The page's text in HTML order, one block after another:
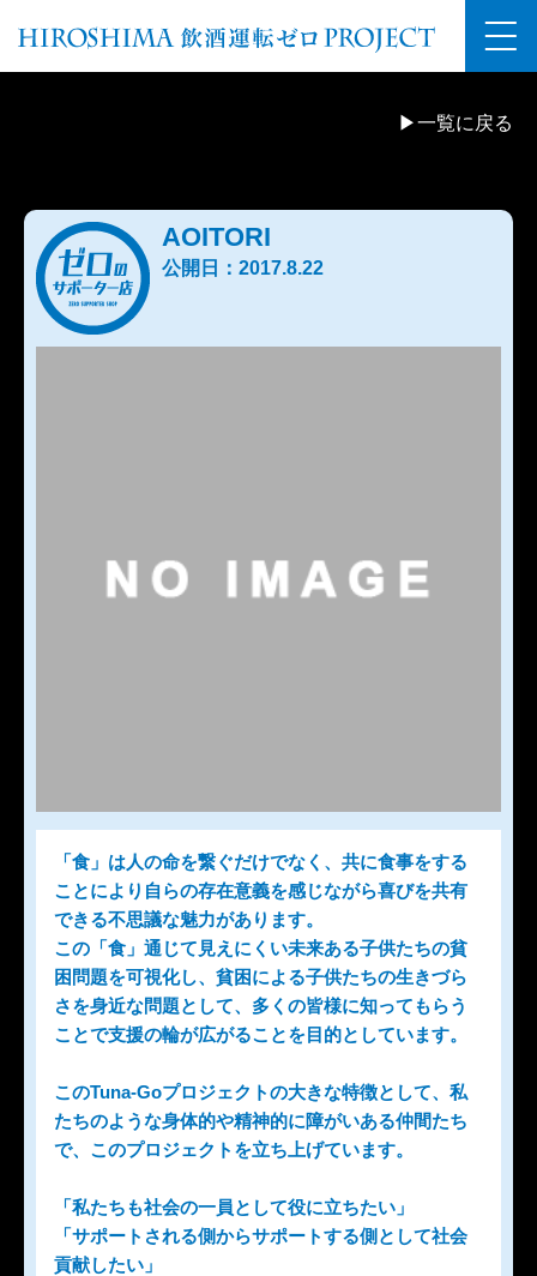
▶一覧に戻る
AOITORI
公開日：2017.8.22
「食」は人の命を繋ぐだけでなく、共に食事をする
ことにより自らの存在意義を感じながら喜びを共有
できる不思議な魅力があります。
この「食」通じて見えにくい未来ある子供たちの貧
困問題を可視化し、貧困による子供たちの生きづら
さを身近な問題として、多くの皆様に知ってもらう
ことで支援の輪が広がることを目的としています。
このTuna-Goプロジェクトの大きな特徴として、私
たちのような身体的や精神的に障がいある仲間たち
で、このプロジェクトを立ち上げています。
「私たちも社会の一員として役に立ちたい」
「サポートされる側からサポートする側として社会
貢献したい」